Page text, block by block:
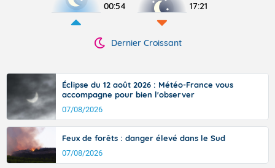
00:54 17:21
Dernier Croissant
Éclipse du 12 août 2026 : Météo-France vous
accompagne pour bien l'observer
07/08/2026
Feux de forêts : danger élevé dans le Sud
07/08/2026